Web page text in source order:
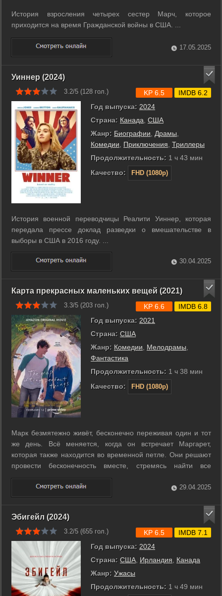
История взросления четырех сестер Марч, которое
приходится на время Гражданской войны в США. ...
17.05.2025
Уиннер (2024)
3.2/5 (128 гол.)
Год выпуска: 2024
Страна: Канада США
Жанр: Биографии Драмы
Комедии
Приключения Триллеры
Продолжительность: 1 ч 43 мин
Качество:
FHD (1080p)
KP 6.5 IMDB 6.2
История военной переводчицы Реалити Уиннер, которая
передала прессе доклад разведки о вмешательстве в
выборы в США в 2016 году. ...
30.04.2025
Карта прекрасных маленьких вещей (2021)
3.3/5 (203 гол.)
Год выпуска: 2021
Страна: США
Жанр: Комедии Мелодрамы
Фантастика
Продолжительность: 1 ч 38 мин
Качество:
FHD (1080p)
KP 6.6 IMDB 6.8
Марк безмятежно живёт, бесконечно переживая один и тот
же день. Всё меняется, когда он встречает Маргарет,
которая также находится во временной петле. Они решают
провести бесконечность вместе, стремясь найти все
мелочи, которые сделают этот вечный день идеальным. Но
в какой-то момент герои начинают задумываться над
будущим. ...
29.04.2025
Эбигейл (2024)
3.2/5 (655 гол.)
Год выпуска: 2024
Страна: США, Ирландия, Канада
Жанр: Ужасы
Продолжительность: 1 ч 49 мин
KP 6.5 IMDB 7.1